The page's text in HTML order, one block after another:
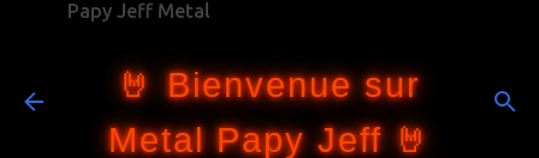
Papy Jeff Metal
🤘 Bienvenue sur
Metal Papy Jeff 🤘